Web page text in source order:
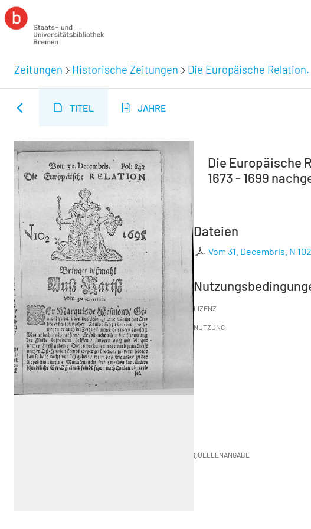
Zeitungen Historische Zeitungen Die Europäische Relation.
TITEL JAHRE
Die Europäische
1673 - 1699
Dateien
Vom 31. Decembris. N 102.
LIZENZ
NUTZUNG
QUELLENANGABE